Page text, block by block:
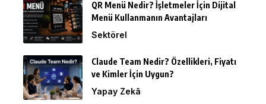
QR Menü Nedir? İşletmeler İçin Dijital
Menü Kullanmanın Avantajları
Sektörel
Claude Team Nedir? Özellikleri, Fiyatı
ve Kimler İçin Uygun?
Yapay Zekâ